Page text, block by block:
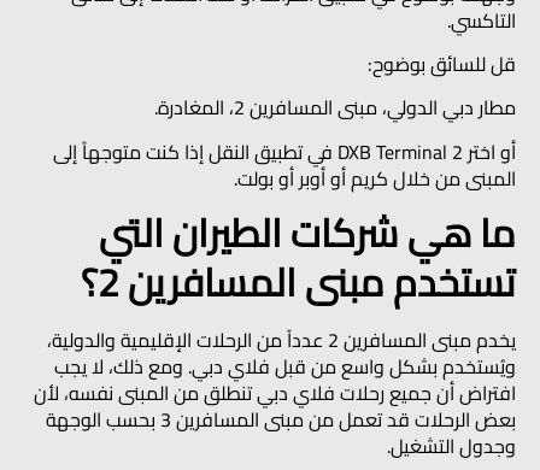
التاكسي.
قل للسائق بوضوح:
مطار دبي الدولي، مبنى المسافرين 2، المغادرة.
أو اختر DXB Terminal 2 في تطبيق النقل إذا كنت متوجهاً إلى
المبنى من خلال كريم أو أوبر أو بولت.
ما هي شركات الطيران التي
تستخدم مبنى المسافرين 2؟
يخدم مبنى المسافرين 2 عدداً من الرحلات الإقليمية والدولية،
ويُستخدم بشكل واسع من قبل فلاي دبي. ومع ذلك، لا يجب
افتراض أن جميع رحلات فلاي دبي تنطلق من المبنى نفسه، لأن
بعض الرحلات قد تعمل من مبنى المسافرين 3 بحسب الوجهة
وجدول التشغيل.